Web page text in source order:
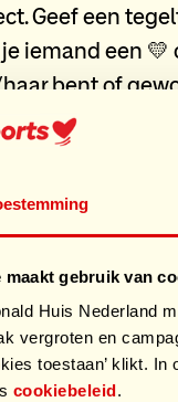
maakt gebruik van
Huis Nederland
vergroten en
toestaan’ klikt. In
cookiebeleid.
Geef een
iemand een
bent of